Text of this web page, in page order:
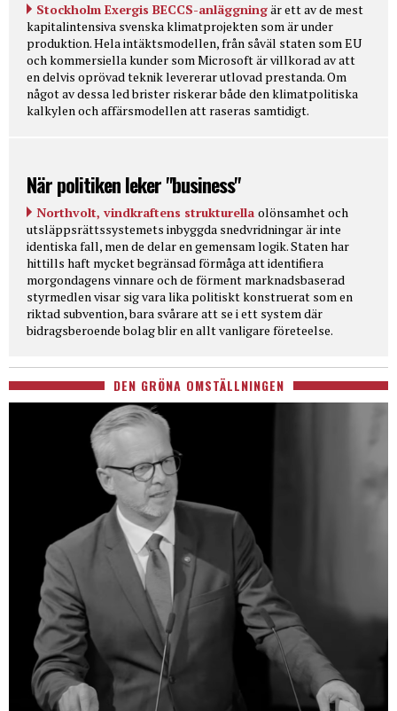
Stockholm Exergis BECCS-anläggningär ett av de mest
kapitalintensiva svenska klimatprojekten som är under
produktion. Hela intäktsmodellen, från såväl staten som EU
och kommersiella kunder som Microsoft är villkorad av att
en delvis oprövad teknik levererar utlovad prestanda. Om
något av dessa led brister riskerar både den klimatpolitiska
kalkylen och affärsmodellen att raseras samtidigt.
När politiken leker "business"
Northvolt, vindkraftens strukturella olönsamhet och
utsläppsrättssystemets inbyggda snedvridningar är inte
identiska fall, men de delar en gemensam logik. Staten har
hittills haft mycket begränsad förmåga att identifiera
morgondagens vinnare och de förment marknadsbaserad
styrmedlen visar sig vara lika politiskt konstruerat som en
riktad subvention, bara svårare att se i ett system där
bidragsberoende bolag blir en allt vanligare företeelse.
DEN GRÖNA OMSTÄLLNINGEN